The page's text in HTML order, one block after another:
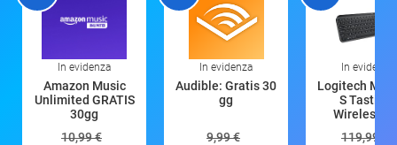
In evidenza
Amazon Music
Unlimited GRATIS
30gg
10,99 €
In evidenza
Audible: Gratis 30
gg
9,99 €
In evidenza
Logitech MX
S Tastiera
Wireless
119,99 €